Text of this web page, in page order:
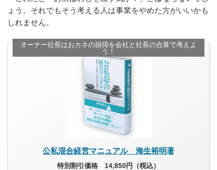
ょう。それでもそう考える人は事業をやめた方がいいかも
しれません。
オーナー社長はおカネの損得を会社と社長の合算で考えよ
う！
公私混合経営マニュアル 海生裕明著
特別割引価格 14,850円（税込）